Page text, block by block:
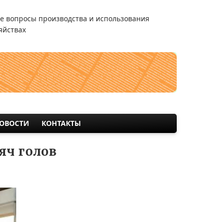
производства и использования
КОНТАКТЫ
голов